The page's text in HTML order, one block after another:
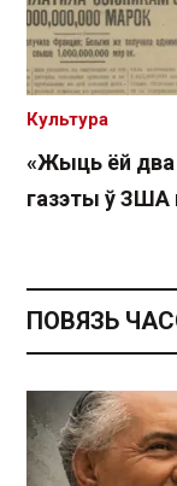
«Жыць ёй два
газэты ў ЗША
Культура
ПОВЯЗЬ